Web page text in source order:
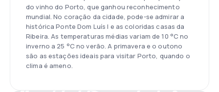
do vinho do Porto, que ganhou reconhecimento
mundial. No coração da cidade, pode-se admirar a
histórica Ponte Dom Luís I e as coloridas casas da
Ribeira. As temperaturas médias variam de 10 °C no
inverno a 25 °C no verão. A primavera e o outono
são as estações ideais para visitar Porto, quando o
clima é ameno.